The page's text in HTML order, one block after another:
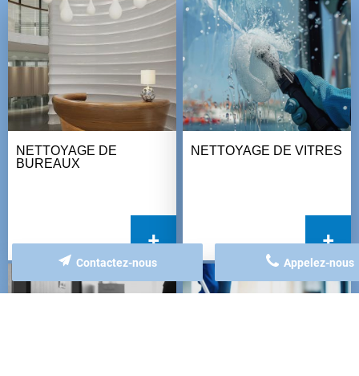
NETTOYAGE DE
BUREAUX
+
NETTOYAGE DE VITRES
+
Appelez-nous
Contactez-nous